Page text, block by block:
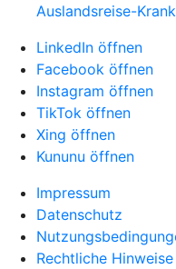
Auslandsreise-
LinkedIn öffnen
Facebook öffnen
Instagram öffnen
TikTok öffnen
Xing öffnen
Kununu öffnen
Impressum
Datenschutz
Rechtliche Hinweise